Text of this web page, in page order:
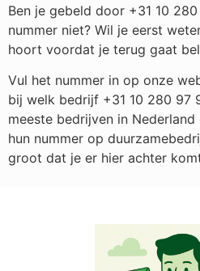
Ben je gebeld door +31 10
nummer niet? Wil je eerst
hoort voordat je terug gaat
Vul het nummer in op onze
bij welk bedrijf +31 10 280 97
meeste bedrijven in
hun nummer op
groot dat je er hier achter